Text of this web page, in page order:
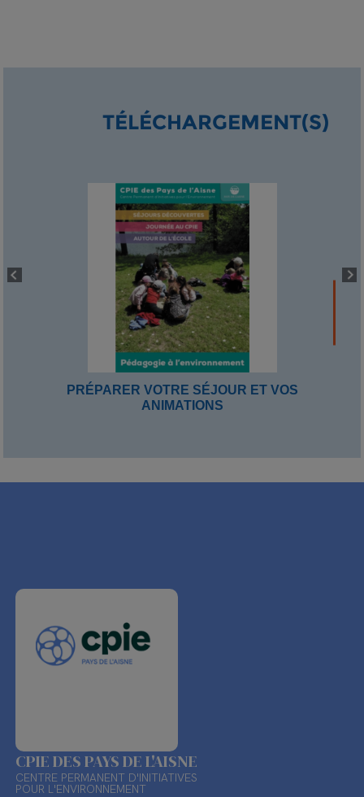
TÉLÉCHARGEMENT(S)
PRÉPARER VOTRE SÉJOUR ET VOS
ANIMATIONS
CPIE DES PAYS DE L'AISNE
CENTRE PERMANENT D'INITIATIVES
POUR L'ENVIRONNEMENT